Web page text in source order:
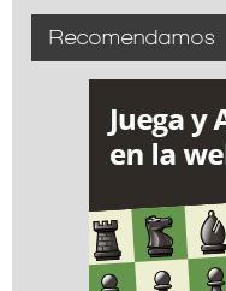
Recomendamos